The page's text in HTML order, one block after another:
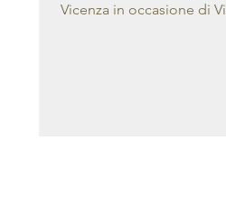
Vicenza in occasione di